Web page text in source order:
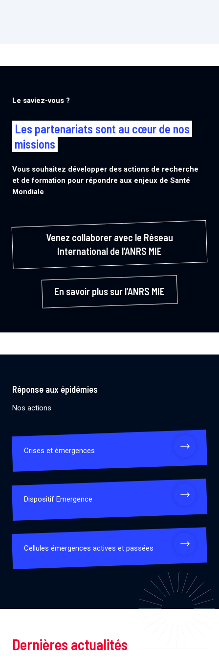
Le saviez-vous ?
Les partenariats sont au cœur de nos
missions
Vous souhaitez développer des actions de recherche
et de formation pour répondre aux enjeux de Santé
Mondiale
Venez collaborer avec le Réseau
International de l’ANRS MIE
En savoir plus sur l’ANRS MIE
Réponse aux épidémies
Nos actions
Crises et émergences
Dispositif Emergence
Cellules émergences actives et passées
Dernières actualités